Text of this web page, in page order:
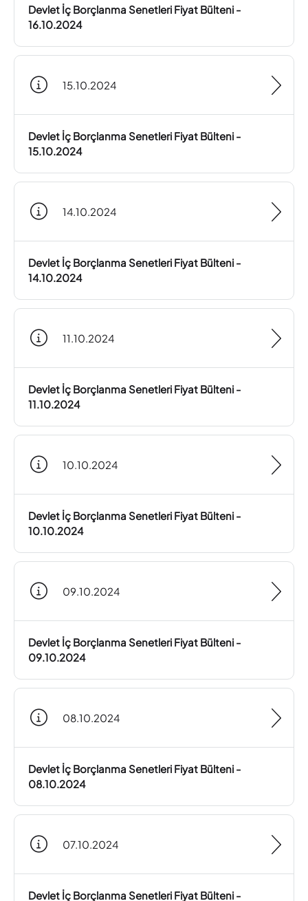
Devlet İç Borçlanma Senetleri Fiyat Bülteni -
16.10.2024
15.10.2024
Devlet İç Borçlanma Senetleri Fiyat Bülteni -
15.10.2024
14.10.2024
Devlet İç Borçlanma Senetleri Fiyat Bülteni -
14.10.2024
11.10.2024
Devlet İç Borçlanma Senetleri Fiyat Bülteni -
11.10.2024
10.10.2024
Devlet İç Borçlanma Senetleri Fiyat Bülteni -
10.10.2024
09.10.2024
Devlet İç Borçlanma Senetleri Fiyat Bülteni -
09.10.2024
08.10.2024
Devlet İç Borçlanma Senetleri Fiyat Bülteni -
08.10.2024
07.10.2024
Devlet İç Borçlanma Senetleri Fiyat Bülteni -